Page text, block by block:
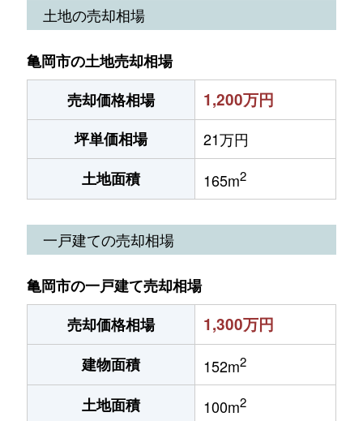
土地の売却相場
亀岡市の土地売却相場
売却価格相場
1,200万円
坪単価相場
21万円
土地面積
165m2
一戸建ての売却相場
亀岡市の一戸建て売却相場
売却価格相場
1,300万円
建物面積 152m2
土地面積 100m2